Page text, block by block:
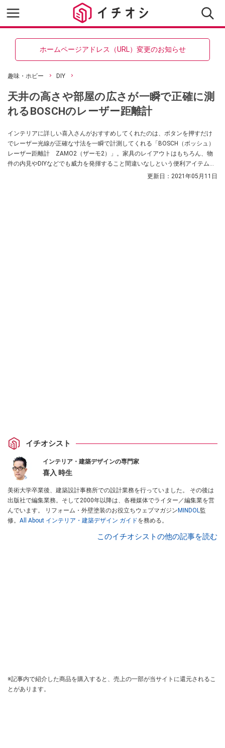
ホームページアドレス（URL）変更のお知らせ
趣味・ホビー DIY
天井の高さや部屋の広さが一瞬で正確に測
れるBOSCHのレーザー距離計
インテリアに詳しい喜入さんがおすすめしてくれたのは、ボタンを押すだけ
でレーザー光線が正確な寸法を一瞬で計測してくれる「BOSCH（ボッシュ）
レーザー距離計 ZAMO2（ザーモ2）」。家具のレイアウトはもちろん、物
件の内見やDIYなどでも威力を発揮すること間違いなしという便利アイテムだ
更新日： 2021年05月11日
イチオシスト
インテリア・建築デザインの専門家
喜入 時生
美術大学卒業後、建築設計事務所での設計業務を行っていました。 その後は
出版社で編集業務。そして2000年以降は、各種媒体でライター／編集業を営
んでいます。 リフォーム・外壁塗装のお役立ちウェブマガジン MINDOL監
修。 All About インテリア・建築デザイン ガイドを務める。
このイチオシストの他の記事を読む
※記事内で紹介した商品を購入すると、売上の一部が当サイトに還元されるこ
とがあります。